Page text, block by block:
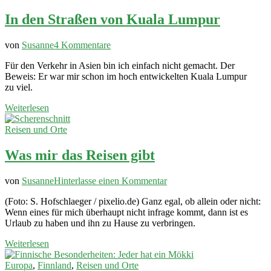
In den Straßen von Kuala Lumpur
von Susanne4 Kommentarezu
den
Straßen
Für den Verkehr in Asien bin ich einfach nicht gemacht. Der
Beweis: Er war mir schon im hoch entwickelten Kuala Lumpur
zu viel.
Weiterlesen
Reisen und Orte
Was mir das Reisen gibt
von SusanneHinterlasse einen Kommentarzu
mir
das
Reisen
(Foto: S. Hofschlaeger / pixelio.de) Ganz egal, ob allein oder nicht:
Wenn eines für mich überhaupt nicht infrage kommt, dann ist es
Urlaub zu haben und ihn zu Hause zu verbringen.
Weiterlesen
Europa, Finnland, Reisen und Orte